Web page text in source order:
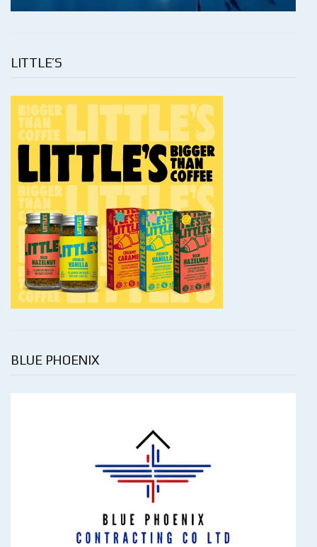
LITTLE’S
BLUE PHOENIX